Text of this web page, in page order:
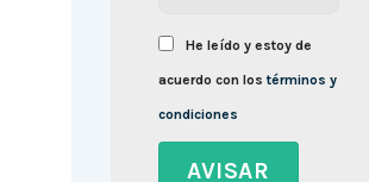
He leído y estoy de
acuerdo con lostérminos y
condiciones